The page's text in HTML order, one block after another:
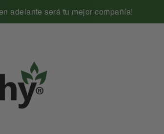
adelante será tu mejor compañía!